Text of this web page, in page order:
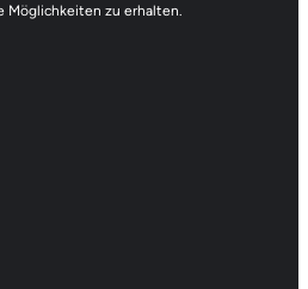
Möglichkeiten zu erhalten.